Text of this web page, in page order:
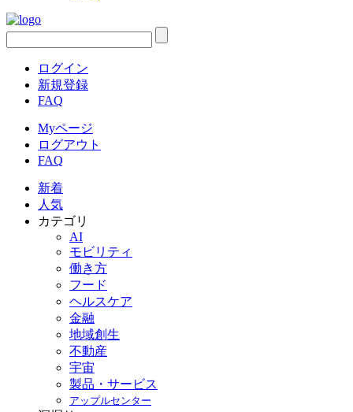
ログイン
新規登録
FAQ
Myページ
ログアウト
FAQ
新着
人気
カテゴリ
AI
モビリティ
働き方
フード
ヘルスケア
金融
地域創生
不動産
宇宙
製品・サービス
アップルセンター